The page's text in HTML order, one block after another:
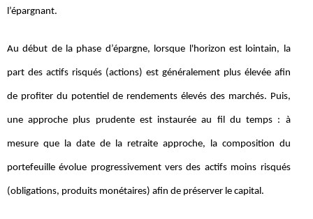
l’épargnant.
Au début de la phase d’épargne, lorsque l'horizon est lointain, la
part des actifs risqués (actions) est généralement plus élevée afin
de profiter du potentiel de rendements élevés des marchés. Puis,
une approche plus prudente est instaurée au fil du temps : à
mesure que la date de la retraite approche, la composition du
portefeuille évolue progressivement vers des actifs moins risqués
(obligations, produits monétaires) afin de préserver le capital.